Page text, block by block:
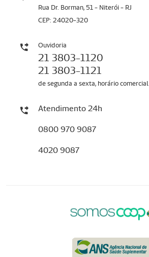
Rua Dr. Borman, 51 - Niterói - RJ
CEP: 24020-320
Ouvidoria
21 3803-1120
21 3803-1121
de segunda a sexta, horário comercial
Atendimento 24h
0800 970 9087
4020 9087